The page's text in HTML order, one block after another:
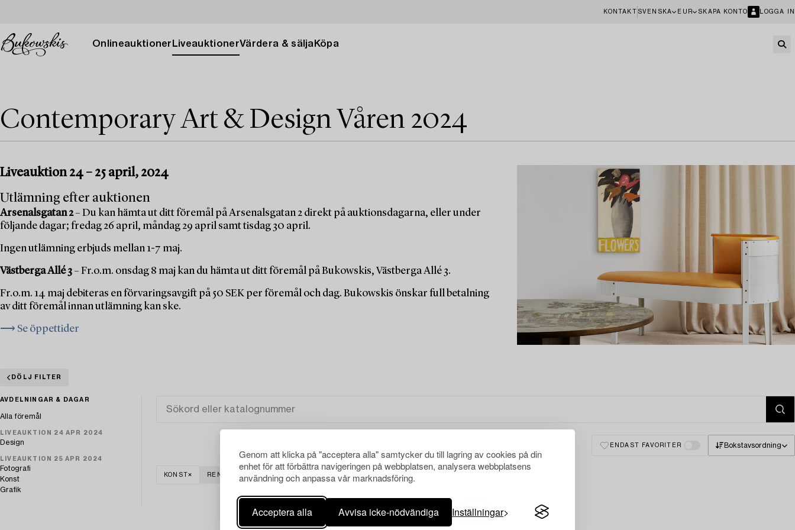
Genom att klicka på "acceptera alla" samtycker du till lagring av cookies på din
enhet för att förbättra navigeringen på webbplatsen, analysera webbplatsens
användning och anpassa vår marknadsföring.
Acceptera alla Avvisa icke-nödvändiga Inställningar
KONTAKT SVENSKA EUR SKAPA KONTO LOGGA IN
Onlineauktioner LiveauktionerVärdera & sälja Köpa
Contemporary Art & Design Våren 2024
Liveauktion 24 – 25 april, 2024
Utlämning efter auktionen
Arsenalsgatan 2– Du kan hämta ut ditt föremål på Arsenalsgatan 2 direkt på auktionsdagarna, eller under
följande dagar; fredag 26 april, måndag 29 april samt tisdag 30 april.
Ingen utlämning erbjuds mellan 1-7 maj.
Västberga Allé 3– Fr.o.m. onsdag 8 maj kan du hämta ut ditt föremål på Bukowskis, Västberga Allé 3.
Fr.o.m. 14 maj debiteras en förvaringsavgift på 50 SEK per föremål och dag. Bukowskis önskar full betalning
av ditt föremål innan utlämning kan ske.
⟶ Se öppettider
DÖLJ FILTER
AVDELNINGAR & DAGAR
Alla föremål
LIVEAUKTION 24 APR 2024
Design
LIVEAUKTION 25 APR 2024
Fotografi
Konst
Grafik
ENDAST FAVORITER Bokstavsordning
KONST RENSA ALLA